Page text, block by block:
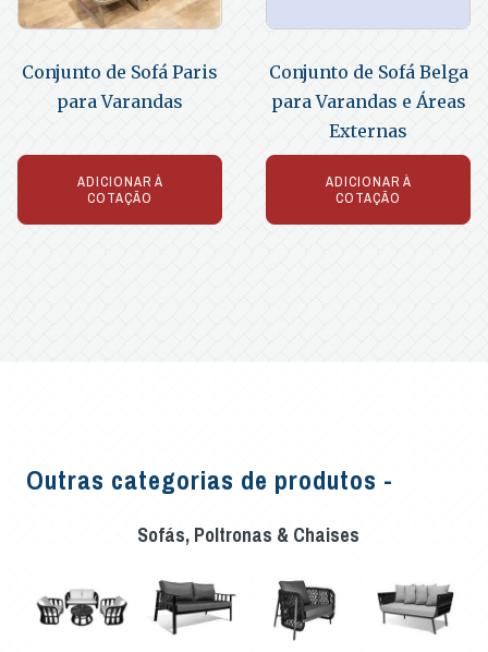
Conjunto de Sofá Paris
para Varandas
ADICIONAR À
COTAÇÃO
Conjunto de Sofá Belga
para Varandas e Áreas
Externas
ADICIONAR À
COTAÇÃO
Outras categorias de produtos -
Sofás, Poltronas & Chaises